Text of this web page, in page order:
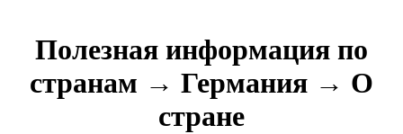
Полезная информация по
странам → Германия → О
стране